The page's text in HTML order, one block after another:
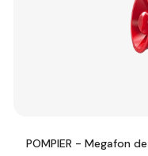
POMPIER - Megafon